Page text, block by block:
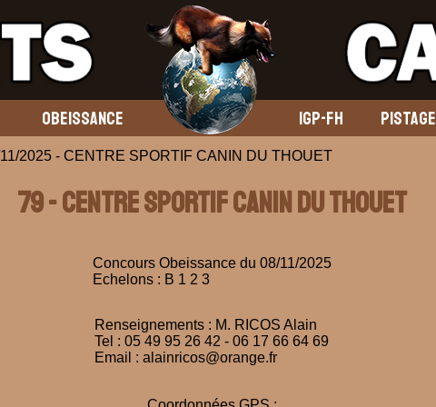
OBEISSANCE IGP-FH PISTAGE
2025 - CENTRE SPORTIF CANIN DU THOUET
79 - CENTRE SPORTIF CANIN DU THOUET
Concours Obeissance du 08/11/2025
Echelons : B 1 2 3
Renseignements : M. RICOS Alain
Tel : 05 49 95 26 42 - 06 17 66 64 69
Email : alainricos@orange.fr